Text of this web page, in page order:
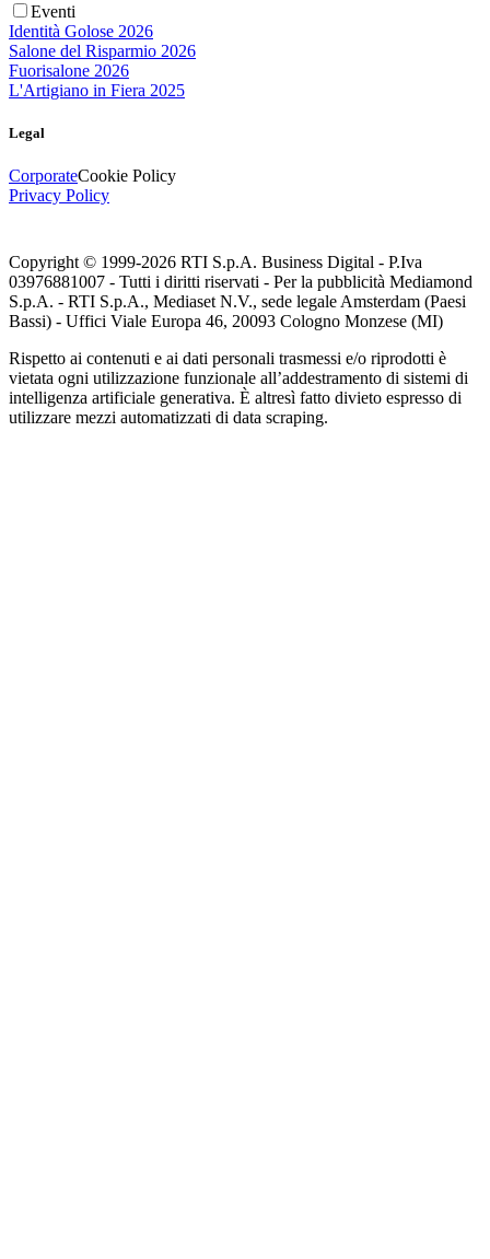
Eventi
Identità Golose 2026
Salone del Risparmio 2026
Fuorisalone 2026
L'Artigiano in Fiera 2025
Legal
CorporateCookie Policy
Privacy Policy
Copyright © 1999-2026 RTI S.p.A. Business Digital - P.Iva
03976881007 - Tutti i diritti riservati - Per la pubblicità Mediamond
S.p.A. - RTI S.p.A., Mediaset N.V., sede legale Amsterdam (Paesi
Bassi) - Uffici Viale Europa 46, 20093 Cologno Monzese (MI)
Rispetto ai contenuti e ai dati personali trasmessi e/o riprodotti è
vietata ogni utilizzazione funzionale all’addestramento di sistemi di
intelligenza artificiale generativa. È altresì fatto divieto espresso di
utilizzare mezzi automatizzati di data scraping.